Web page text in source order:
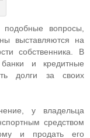
вопросы,
выставляются на
собственника. В
и кредитные
долги за своих
у владельца
средством
и продать его